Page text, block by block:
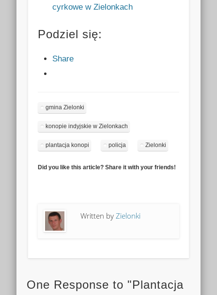
cyrkowe w Zielonkach
Podziel się:
Share
gmina Zielonki
konopie indyjskie w Zielonkach
plantacja konopi policja Zielonki
Did you like this article? Share it with your friends!
Written byZielonki
One Response to "Plantacja